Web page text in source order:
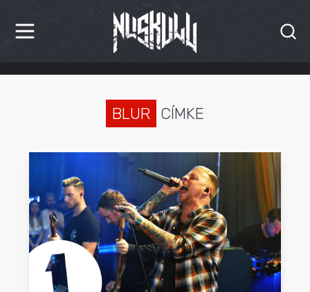
HÍREK
INTERJÚK
PREMIEREK
KULT
MÁSVILÁG
BLUR CÍMKE